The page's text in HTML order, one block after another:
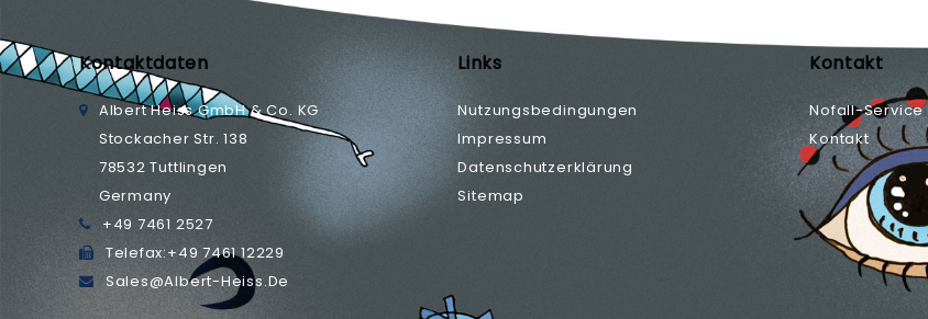
Kontaktdaten
Albert Heiss GmbH & Co. KG
Stockacher Str. 138
78532 Tuttlingen
Germany
+49 7461 2527
Telefax:+49 7461 12229
Sales@albert-Heiss.de
Links
Nutzungsbedingungen
Impressum
Datenschutzerklärung
Sitemap
Kontakt
Nofall-Service
Kontakt